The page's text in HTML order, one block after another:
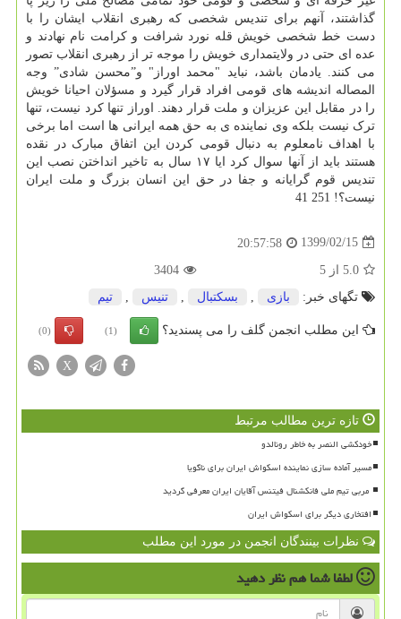
گذاشتند، آنهم برای تندیس شخصی که رهبری انقلاب ایشان را با
دست خط شخصی خویش قله نورد شرافت و کرامت نام نهادند و
عده ای حتی در ولایتمداری خویش را موجه تر از رهبری انقلاب تصور
می کنند. یادمان باشد، نباید "محمد اوراز" و”محسن شادی” وجه
المصاله اندیشه های قومی افراد قرار گیرد و مسؤلان احیانا خویش
را در مقابل این عزیزان و ملت قرار دهند. اوراز تنها کرد نیست، تنها
ترک نیست بلکه وی نماینده ی به حق همه ایرانی ها است اما برخی
با اهداف نامعلوم به دنبال قومی کردن این اتفاق مبارک در نقده
هستند باید از آنها سوال کرد ایا ۱۷ سال به تاخیر انداختن نصب این
تندیس قوم گرایانه و جفا در حق این انسان بزرگ و ملت ایران
نیست؟! 251 41
1399/02/15
20:57:58
5.0 از 5
3404
تگهای خبر:
بازی بسكتبال تنیس تیم
این مطلب انجمن گلف را می پسندید؟ (1)
(0)
X
تازه ترین مطالب مرتبط
خودکشی النصر به خاطر رونالدو
مسیر آماده سازی نماینده اسکواش ایران برای ناگویا
افتخاری دیگر برای اسکواش ایران
نظرات بینندگان انجمن در مورد این مطلب
لطفا شما همنظر دهید